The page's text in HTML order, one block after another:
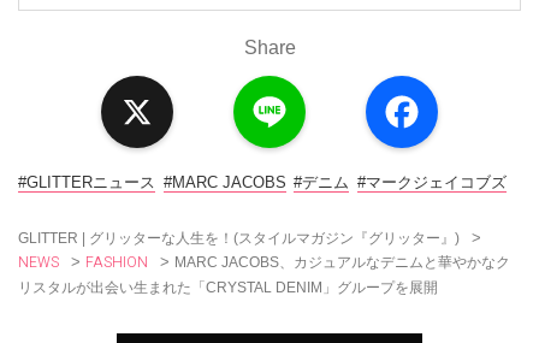
Share
a
c
o
#GLITTERニュース #MARC JACOBS #デニム #マークジェイコブズ
GLITTER | グリッターな人生を！(スタイルマガジン『グリッター』) >
NEWS > FASHION > MARC JACOBS、カジュアルなデニムと華やかなク
リスタルが出会い生まれた「CRYSTAL DENIM」グループを展開